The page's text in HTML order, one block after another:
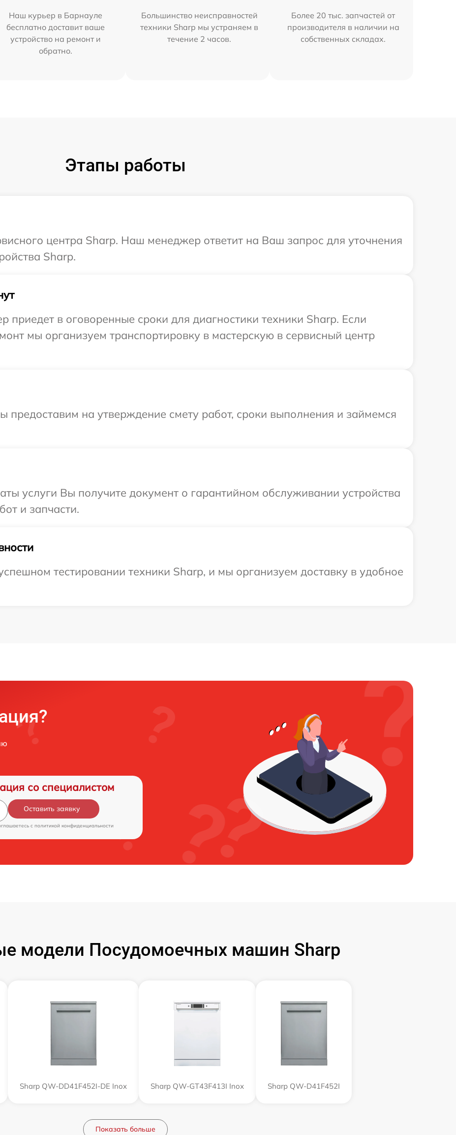
Наш курьер в Барнауле
бесплатно доставит ваше
устройство на ремонт и
обратно.
Большинство неисправностей
техники Sharp мы устраняем в
течение 2 часов.
Более 20 тыс. запчастей от
производителя в наличии на
собственных складах.
Этапы работы
центра Sharp. Наш менеджер ответит на Ваш запрос для уточнения
Sharp.
в оговоренные сроки для диагностики техники Sharp. Если
мы организуем транспортировку в мастерскую в сервисный центр
предоставим на утверждение смету работ, сроки выполнения и займемся
услуги Вы получите документ о гарантийном обслуживании устройства
и запчасти.
тестировании техники Sharp, и мы организуем доставку в удобное
со специалистом
Оставить заявку
c политикой конфиденциальности
модели Посудомоечных машин Sharp
Sharp QW-DD41F452I-DE Inox Sharp QW-GT43F413I Inox Sharp QW-D41F452I
Показать больше